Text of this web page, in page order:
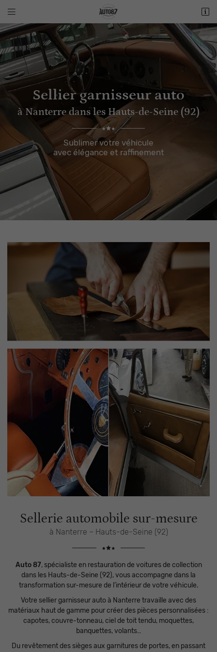
 
92000 NANTERRE
01 45 06 76 02
 Adresse email de réception
Recopier le code ci-contre
Rafraîchir le captcha
En cochant cette case, vous consentez à recevoir nos propositions commerciales à
l'adresse email indiqué ci-dessus. Vous pouvez vous désinscrire à tout moment en
Inscription
Sellier garnisseur auto
à Nanterre dans les Hauts-de-Seine (92)
Sublimer votre véhicule
avec élégance et raffinement
Sellerie automobile sur-mesure
à Nanterre – Hauts-de-Seine (92)
Auto 87, spécialiste en restauration de voitures de collection
dans les Hauts-de-Seine (92), vous accompagne dans la
transformation sur-mesure de l’intérieur de votre véhicule.
Votre sellier garnisseur auto à Nanterre travaille avec des
matériaux haut de gamme pour créer des pièces personnalisées :
capotes, couvre-tonneau, ciel de toit tendu, moquettes,
banquettes, volants…
Du revêtement des sièges aux garnitures de portes, en passant